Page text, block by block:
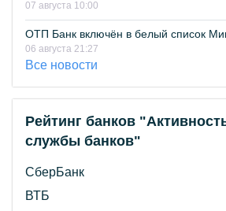
07 августа 10:00
ОТП Банк включён в белый список
06 августа 21:27
Все новости
Рейтинг банков
службы банков"
СберБанк
ВТБ